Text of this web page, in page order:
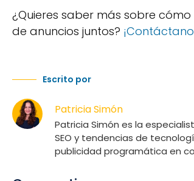
¿Quieres saber más sobre
de anuncios juntos?
Escrito por
Patricia Simón
Patricia Simón es la
SEO y tendencias de
publicidad programática en